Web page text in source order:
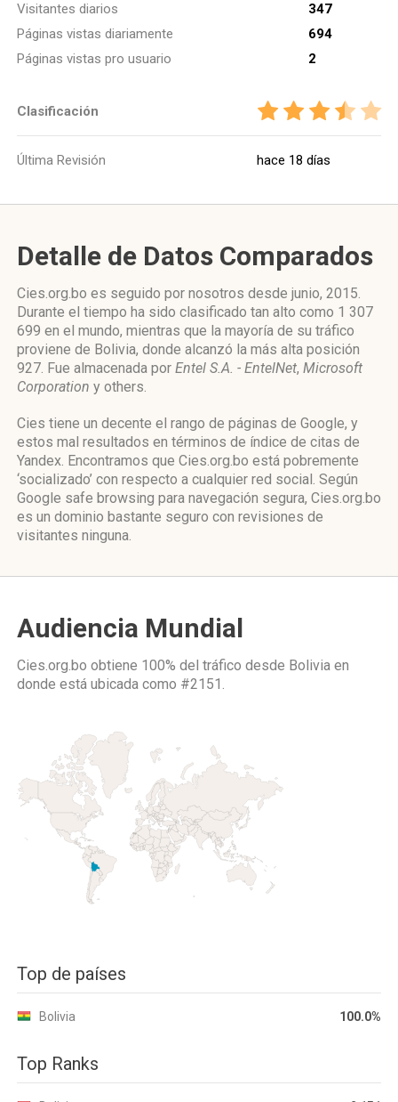
Visitantes diarios
347
Páginas vistas diariamente
694
Páginas vistas pro usuario
2
Clasificación
Última Revisión hace 18 días
Detalle de Datos Comparados
Cies.org.bo es seguido por nosotros desde junio, 2015.
Durante el tiempo ha sido clasificado tan alto como 1 307
699 en el mundo, mientras que la mayoría de su tráfico
proviene de Bolivia, donde alcanzó la más alta posición
927. Fue almacenada por Entel S.A. - EntelNet, Microsoft
Corporation y others.
Cies tiene un decente el rango de páginas de Google, y
estos mal resultados en términos de índice de citas de
Yandex. Encontramos que Cies.org.bo está pobremente
‘socializado’ con respecto a cualquier red social. Según
Google safe browsing para navegación segura, Cies.org.bo
es un dominio bastante seguro con revisiones de
visitantes ninguna.
Audiencia Mundial
Cies.org.bo obtiene 100% del tráfico desde Bolivia en
donde está ubicada como #2151.
Top de países
Bolivia 100.0%
Top Ranks